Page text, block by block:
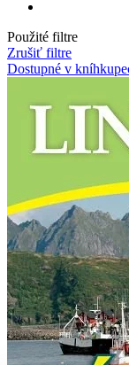
Použité filtre
Zrušiť filtre
Dostupné v